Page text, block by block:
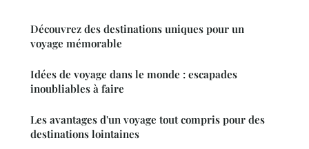
Découvrez des destinations uniques pour un
voyage mémorable
Idées de voyage dans le monde : escapades
inoubliables à faire
Les avantages d'un voyage tout compris pour des
destinations lointaines